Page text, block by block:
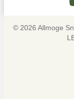
© 2026 Allmoge